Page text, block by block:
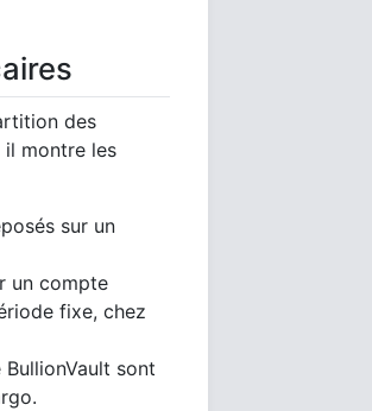
des
il montre les
sur un
un compte
fixe, chez
sont